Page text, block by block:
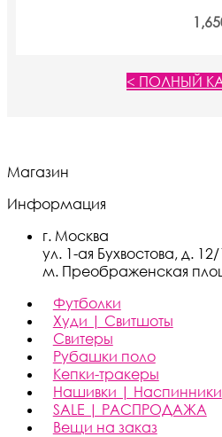
< ПОЛНЫЙ
Магазин
Информация
г. Москва
ул. 1-ая Бухвостова, д.
м. Преображенская
Футболки
Худи | Свитшоты
Свитеры
Рубашки поло
Кепки-тракеры
Нашивки | Наспинники
SALE | РАСПРОДАЖА
Вещи на заказ